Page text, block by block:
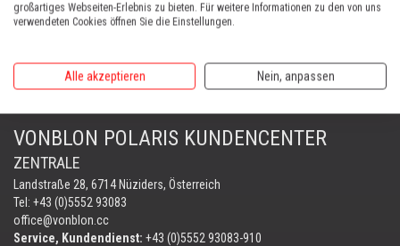
AUTOMOWER SHOP LUSTENAU
Harry Zudrell
Mobil:+43 676 780 96 73
VONBLON POLARIS KUNDENCENTER
ZENTRALE
Landstraße 28, 6714 Nüziders, Österreich
Tel: +43 (0)5552 93083
office@vonblon.cc
Service, Kundendienst: +43 (0)5552 93083-910
großartiges Webseiten-Erlebnis zu bieten. Für weitere Informationen zu den von uns
verwendeten Cookies öffnen Sie die Einstellungen.
Alle akzeptieren Nein, anpassen